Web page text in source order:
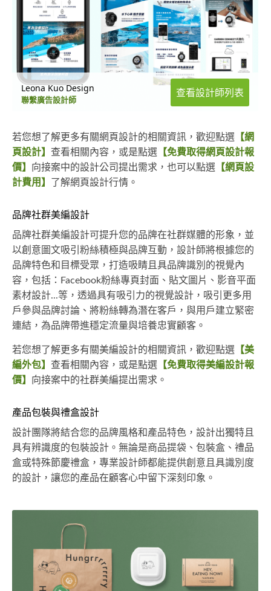
Leona Kuo Design
聯繫廣告設計師
查看設計師列表
若您想了解更多有關網頁設計的相關資訊，歡迎點選 【網
頁設計】 查看相關內容，或是點選 【免費取得網頁設計報
價】
向接案中的設計公司提出需求，也可以點選 【網頁設
計費用】
了解網頁設計行情。
品牌社群美編設計
品牌社群美編設計可提升您的品牌在社群媒體的形象，並
以創意圖文吸引粉絲積極與品牌互動，設計師將根據您的
品牌特色和目標受眾，打造吸睛且具品牌識別的視覺內
容，包括：Facebook粉絲專頁封面、貼文圖片、影音平面
素材設計...等，透過具有吸引力的視覺設計，吸引更多用
戶參與品牌討論、將粉絲轉為潛在客戶，與用戶建立緊密
連結，為品牌帶進穩定流量與培養忠實顧客。
若您想了解更多有關美編設計的相關資訊，歡迎點選 【美
編外包】 查看相關內容，或是點選 【免費取得美編設計報
價】
向接案中的社群美編提出需求。
產品包裝與禮盒設計
設計團隊將結合您的品牌風格和產品特色，設計出獨特且
具有辨識度的包裝設計。無論是商品提袋、包裝盒、禮品
盒或特殊節慶禮盒，專業設計師都能提供創意且具識別度
的設計，讓您的產品在顧客心中留下深刻印象。